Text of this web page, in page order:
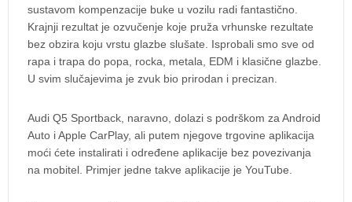
sustavom kompenzacije buke u vozilu radi fantastično.
Krajnji rezultat je ozvučenje koje pruža vrhunske rezultate
bez obzira koju vrstu glazbe slušate. Isprobali smo sve od
rapa i trapa do popa, rocka, metala, EDM i klasične glazbe.
U svim slučajevima je zvuk bio prirodan i precizan.
Audi Q5 Sportback, naravno, dolazi s podrškom za Android
Auto i Apple CarPlay, ali putem njegove trgovine aplikacija
moći ćete instalirati i određene aplikacije bez povezivanja
na mobitel. Primjer jedne takve aplikacije je YouTube.